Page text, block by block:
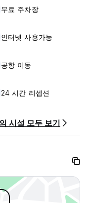
터에서 픽업해 드릴 수
무료 주차장
인터넷 사용가능
공항 이동
24 시간 리셉션
시설 모두 보기